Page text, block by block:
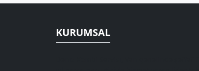
KURUMSAL